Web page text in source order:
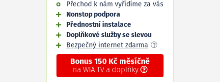
Přechod k nám vyřídíme za vás
Nonstop podpora
Přednostní instalace
Doplňkové služby se slevou
Bezpečný internet zdarma
Bonus 150 Kč měsíčně
na WIA TV a doplňky